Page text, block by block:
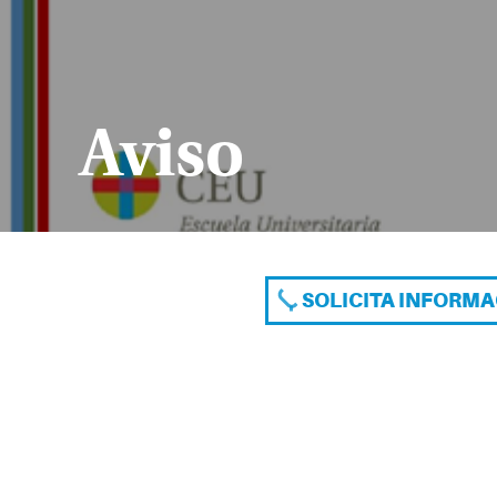
Aviso
SOLICITA